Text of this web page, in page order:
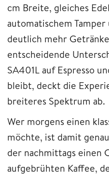
cm Breite, gleiches
automatischem
deutlich mehr
entscheidende
SA401L auf Espresso
bleibt, deckt die
breiteres Spektrum ab.
Wer morgens einen
möchte, ist damit
der nachmittags einen
aufgebrühten Kaffee,